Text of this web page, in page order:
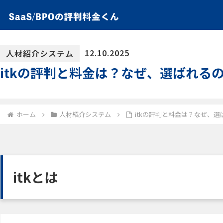
人材紹介システム 12.10.2025
itkの評判と料金は？なぜ、選ばれる
ホーム 人材紹介システム itkの評判と料金は？なぜ、選
itkとは